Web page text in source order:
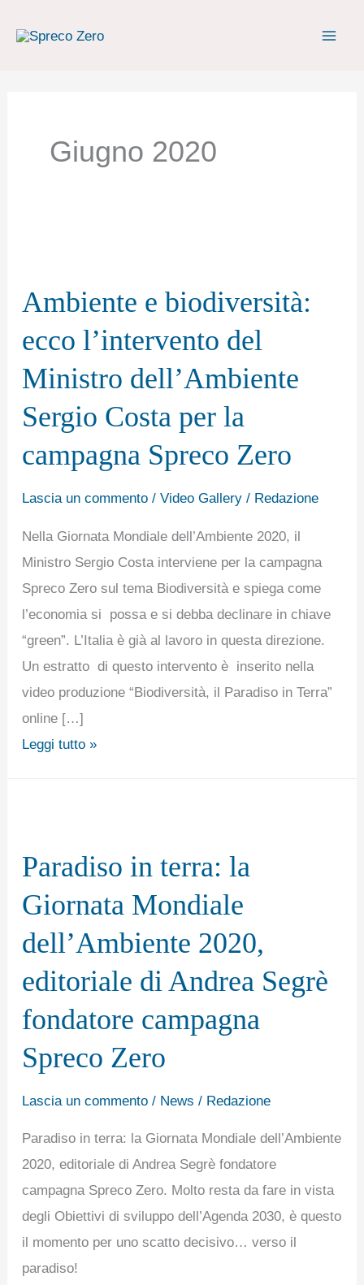
Giugno 2020
Ambiente e biodiversità:
ecco l’intervento del
Ministro dell’Ambiente
Sergio Costa per la
campagna Spreco Zero
Lascia un commento / Video Gallery/ Redazione
Nella Giornata Mondiale dell’Ambiente 2020, il
Ministro Sergio Costa interviene per la campagna
Spreco Zero sul tema Biodiversità e spiega come
l’economia si possa e si debba declinare in chiave
“green”. L’Italia è già al lavoro in questa direzione.
Un estratto di questo intervento è inserito nella
video produzione “Biodiversità, il Paradiso in Terra”
online […]
biodiversità:
l’intervento
del
Ministro
dell’Ambiente
Sergio
per
la
campagna
Spreco
Zero
Leggi tutto »
Paradiso in terra: la
Giornata Mondiale
dell’Ambiente 2020,
editoriale di Andrea Segrè
fondatore campagna
Spreco Zero
Lascia un commento / News / Redazione
Paradiso in terra: la Giornata Mondiale dell’Ambiente
2020, editoriale di Andrea Segrè fondatore
campagna Spreco Zero. Molto resta da fare in vista
degli Obiettivi di sviluppo dell’Agenda 2030, è questo
il momento per uno scatto decisivo… verso il
paradiso!
terra:
Giornata
Mondiale
dell’Ambiente
2020,
editoriale
di
Andrea
Segrè
Spreco